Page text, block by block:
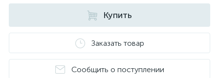
Купить
Заказать товар
Сообщить о поступлении